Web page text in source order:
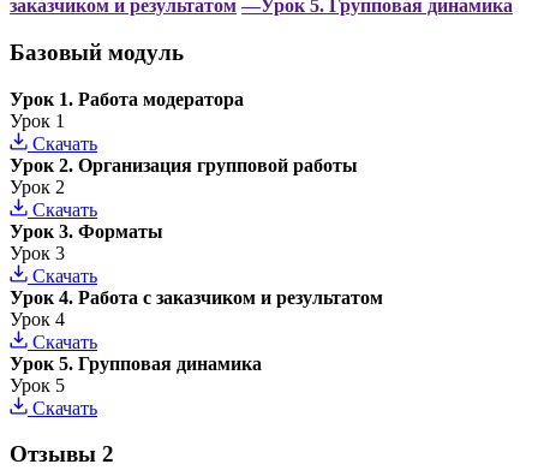
заказчиком и результатом —Урок 5. Групповая динамика
Базовый модуль
Урок 1. Работа модератора
Урок 1
Скачать
Урок 2. Организация групповой работы
Урок 2
Скачать
Урок 3. Форматы
Урок 3
Скачать
Урок 4. Работа с заказчиком и результатом
Урок 4
Скачать
Урок 5. Групповая динамика
Урок 5
Скачать
Отзывы 2